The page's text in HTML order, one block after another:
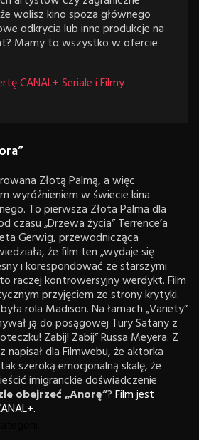
wolisz kino spoza głównego
odkrycia lub inne produkcje na
Mamy to wszystko w ofercie
CANAL+ Seriale i Filmy
Złotą Palmą, a więc
wyróżnieniem w świecie kina
To pierwsza Złota Palma dla
czasu „Drzewa życia” Terrence’a
Gerwig, przewodnicząca
że film ten „wydaje się
i korespondować ze starszymi
raczej kontrowersyjny werdykt. Film
przyjęciem ze strony krytyki.
rola Madison. Na łamach „Variety”
ją do posągowej Tury Satany z
Zabij! Zabij” Russa Meyera. Z
napisał dla Filmwebu, że aktorka
szeroką emocjonalną skalę, że
imigranckie doświadczenie
obejrzeć „Anorę”?Film jest